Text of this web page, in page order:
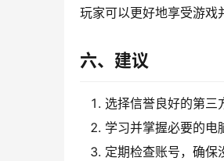
玩家可以更好地享受游戏
六、建议
选择信誉良好的第三
学习并掌握必要的电
定期检查账号，确保